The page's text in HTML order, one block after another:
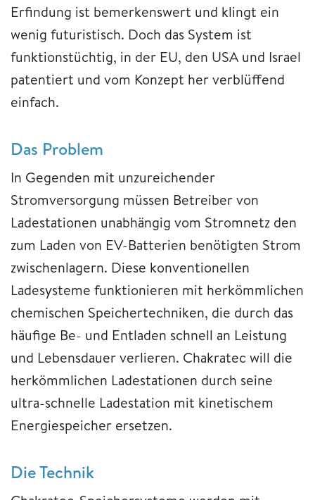
Erfindung ist bemerkenswert und klingt ein
wenig futuristisch. Doch das System ist
funktionstüchtig, in der EU, den USA und Israel
patentiert und vom Konzept her verblüffend
einfach.
Das Problem
In Gegenden mit unzureichender
Stromversorgung müssen Betreiber von
Ladestationen unabhängig vom Stromnetz den
zum Laden von EV-Batterien benötigten Strom
zwischenlagern. Diese konventionellen
Ladesysteme funktionieren mit herkömmlichen
chemischen Speichertechniken, die durch das
häufige Be- und Entladen schnell an Leistung
und Lebensdauer verlieren. Chakratec will die
herkömmlichen Ladestationen durch seine
ultra-schnelle Ladestation mit kinetischem
Energiespeicher ersetzen.
Die Technik